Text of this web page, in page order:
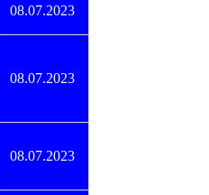
08.07.2023
08.07.2023
08.07.2023